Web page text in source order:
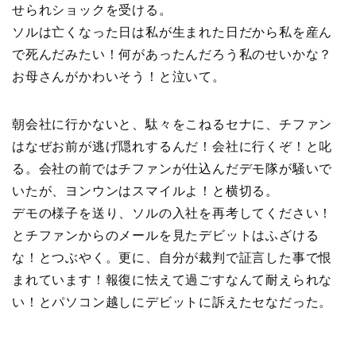
せられショックを受ける。
ソルは亡くなった日は私が生まれた日だから私を産ん
で死んだみたい！何があったんだろう私のせいかな？
お母さんがかわいそう！と泣いて。
朝会社に行かないと、駄々をこねるセナに、チファン
はなぜお前が逃げ隠れするんだ！会社に行くぞ！と叱
る。会社の前ではチファンが仕込んだデモ隊が騒いで
いたが、ヨンウンはスマイルよ！と横切る。
デモの様子を送り、ソルの入社を再考してください！
とチファンからのメールを見たデビットはふざける
な！とつぶやく。更に、自分が裁判で証言した事で恨
まれています！報復に怯えて過ごすなんて耐えられな
い！とパソコン越しにデビットに訴えたセなだった。